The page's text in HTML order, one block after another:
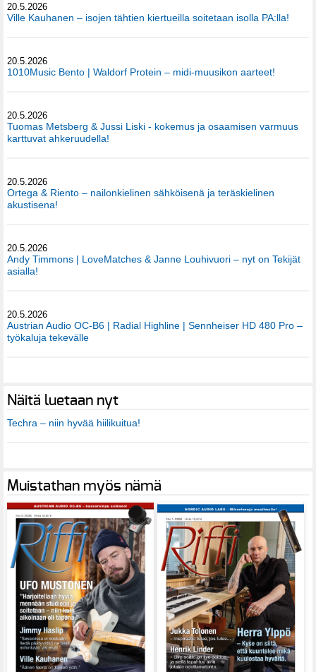
20.5.2026
Ville Kauhanen – isojen tähtien kiertueilla soitetaan isolla PA:lla!
20.5.2026
1010Music Bento | Waldorf Protein – midi-muusikon aarteet!
20.5.2026
Tuomas Metsberg & Jussi Liski - kokemus ja osaamisen varmuus
karttuvat ahkeruudella!
20.5.2026
Ortega & Riento – nailonkielinen sähköisenä ja teräskielinen
akustisena!
20.5.2026
Andy Timmons | LoveMatches & Janne Louhivuori – nyt on Tekijät
asialla!
20.5.2026
Austrian Audio OC-B6 | Radial Highline | Sennheiser HD 480 Pro –
työkaluja tekevälle
Näitä luetaan nyt
Techra – niin hyvää hiilikuitua!
Muistathan myös nämä